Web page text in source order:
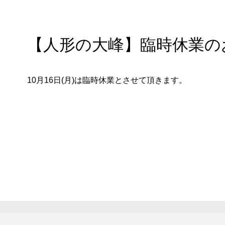
【人形の大峰】臨時休業
10月16日(月)は臨時休業とさせて頂きます。